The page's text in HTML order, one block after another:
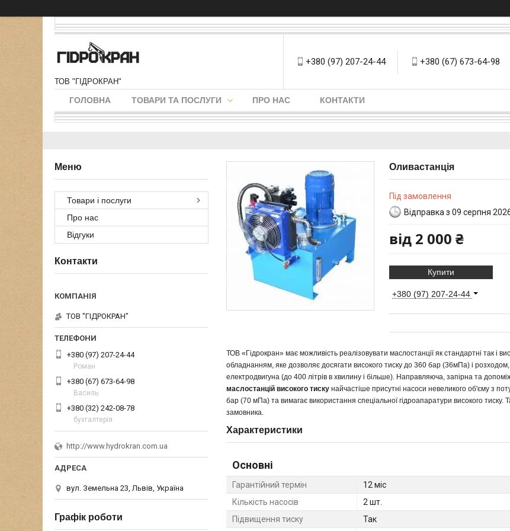
ТОВ "ГІДРОКРАН"
+380 (97) 207-24-44 +380 (67) 673-64-98
ГОЛОВНА ТОВАРИ ТА ПОСЛУГИ ПРО НАС КОНТАКТИ
Оливастанція
Під замовлення
Відправка з 09 серпня
від 2 000 ₴
Купити
+380 (97) 207-24-44
ТОВ «Гідрокран» має можливість реалізовувати маслостанції як стандартні так і
обладнанням, яке дозволяє досягати високого тиску до 360 бар (36мПа) і
електродвигуна (до 400 літрів в хвилину і більше). Направляюча, запірна та
маслостанцій високого тиску найчастіше присутні насоси невеликого об'єму з
бар (70 мПа) та вимагає використання спеціальної гідроапаратури високого тиску.
замовника.
Характеристики
Основні
Гарантійний термін
12 міс
Кількість насосів
2 шт.
Підвищення тиску
Так
Товари і послуги
Про нас
Відгуки
Контакти
ТОВ "ГІДРОКРАН"
+380 (97) 207-24-44
Роман
+380 (67) 673-64-98
Василь
+380 (32) 242-08-78
бухгалтерія
http://www.hydrokran.com.ua
вул. Земельна 23, Львів, Україна
Графік роботи